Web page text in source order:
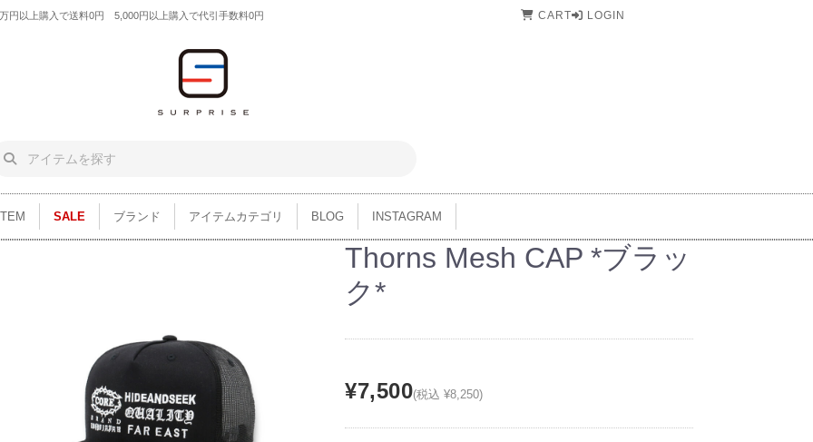
円以上購入で送料0円 5,000円以上購入で代引手数料0円 CART LOGIN
SALE ブランド アイテムカテゴリ BLOG INSTAGRAM
Thorns Mesh CAP *ブラッ
ク*
¥7,500(税込 ¥8,250)